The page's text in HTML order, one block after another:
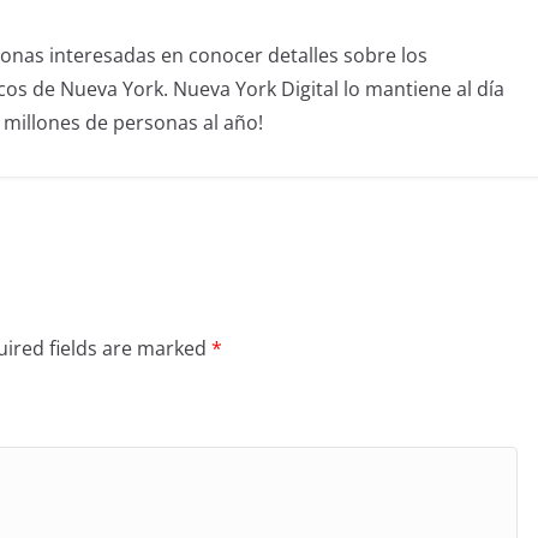
interesadas en conocer detalles sobre los
de Nueva York. Nueva York Digital lo mantiene al día
de personas al año!
fields are marked *